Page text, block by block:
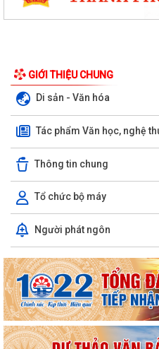
GIỚI THIỆU CHUNG
Di sản - Văn hóa
Tác phẩm Văn học, nghệ
Thông tin chung
Tổ chức bộ máy
Người phát ngôn
ỦY BAN NHÂN DÂN XÃ NGUYỄN
DẪN NGƯỜI DÂN CHUYỂN ĐỔI